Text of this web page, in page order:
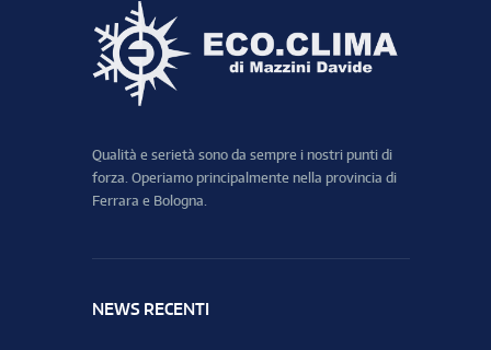
Qualità e serietà sono da sempre i nostri punti di
forza. Operiamo principalmente nella provincia di
Ferrara e Bologna.
NEWS RECENTI